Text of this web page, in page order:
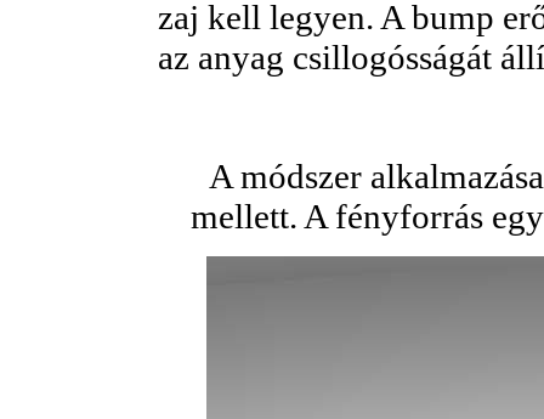
zaj kell legyen. A bump
az anyag csillogósságát
A módszer
mellett. A fényforrás